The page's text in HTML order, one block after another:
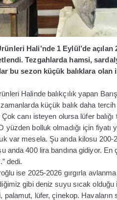
Hali’nde 1 Eylül’de
Tezgahlarda hamsi,
bu sezon küçük balıklara olan
Halinde balıkçılık yapan
küçük balık daha
canı isteyen olursa lüfer balığı
yüzden bolluk olmadığı için
var mesela. Şu anda kilosu 200-
anda 400 lira bandına gidiyor.
dedi.
ise 2025-2026 gırgırla
gibi deniz suyu sıcak
palamut, lüfer, çinekop. Havaların